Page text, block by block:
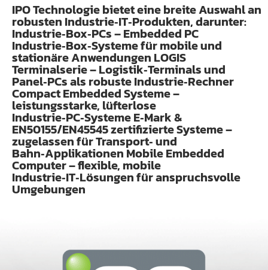
IPO Technologie bietet eine breite Auswahl an
robusten Industrie‑IT‑Produkten, darunter:
Industrie‑Box‑PCs – Embedded PC
Industrie‑Box‑Systeme für mobile und
stationäre Anwendungen LOGIS
Terminalserie – Logistik‑Terminals und
Panel‑PCs als robuste Industrie‑Rechner
Compact Embedded Systeme –
leistungsstarke, lüfterlose
Industrie‑PC‑Systeme E‑Mark &
EN50155/EN45545 zertifizierte Systeme –
zugelassen für Transport‑ und
Bahn‑Applikationen Mobile Embedded
Computer – flexible, mobile
Industrie‑IT‑Lösungen für anspruchsvolle
Umgebungen